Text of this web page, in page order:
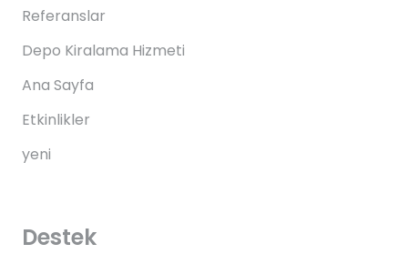
Referanslar
Depo Kiralama Hizmeti
Ana Sayfa
Etkinlikler
yeni
Destek